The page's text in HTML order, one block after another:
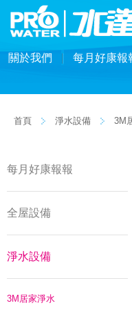
關於我們 每月好康報
首頁 淨水設備 3M
每月好康報報
全屋設備
淨水設備
3M居家淨水